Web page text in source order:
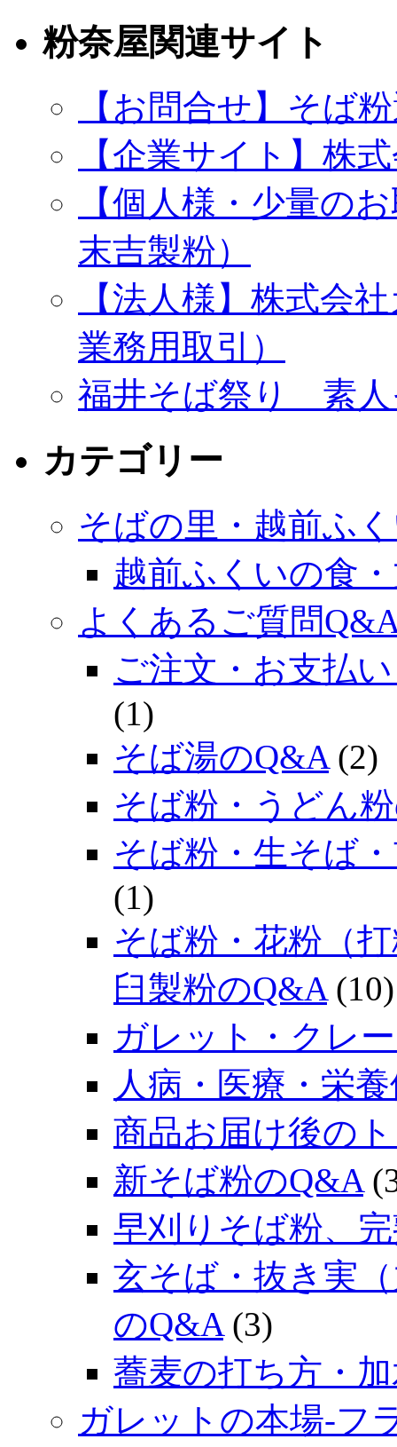
粉奈屋関連サイト
【お問合せ】そば
【企業サイト】株
【個人様・少量の
末吉製粉）
【法人様】株式会
業務用取引）
福井そば祭り 素人
カテゴリー
そばの里・越前ふ
越前ふくいの食
よくあるご質問
ご注文・お支払
(1)
そば湯のQ&A (2)
そば粉・うどん
そば粉・生そば
(1)
そば粉・花粉（
臼製粉のQ&A (10)
ガレット・クレ
人病・医療・栄
商品お届け後の
新そば粉のQ&A
早刈りそば粉、
玄そば・抜き実
のQ&A (3)
蕎麦の打ち方・
ガレットの本場‐フ